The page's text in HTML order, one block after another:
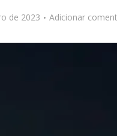
de 2023 Adicionar